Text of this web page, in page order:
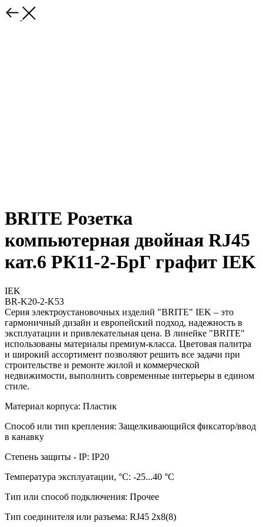
BRITE Розетка
компьютерная двойная RJ45
кат.6 РК11-2-БрГ графит IEK
IEK
BR-K20-2-K53
Серия электроустановочных изделий "BRITE" IEK – это
гармоничный дизайн и европейский подход, надежность в
эксплуатации и привлекательная цена. В линейке "BRITE"
использованы материалы премиум-класса. Цветовая палитра
и широкий ассортимент позволяют решить все задачи при
строительстве и ремонте жилой и коммерческой
недвижимости, выполнить современные интерьеры в едином
стиле.
Материал корпуса: Пластик
Способ или тип крепления: Защелкивающийся фиксатор/ввод
в канавку
Степень защиты - IP: IP20
Температура эксплуатации, °C: -25...40 °C
Тип или способ подключения: Прочее
Тип соединителя или разъема: RJ45 2x8(8)